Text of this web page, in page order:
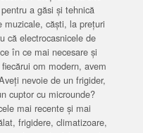
a găsi și tehnică
muzicale, căști, la prețuri
că electrocasnicele de
în ce mai necesare și
om modern, avem
nevoie de un frigider,
cuptor cu microunde?
mai recente și mai
frigidere, climatizoare,